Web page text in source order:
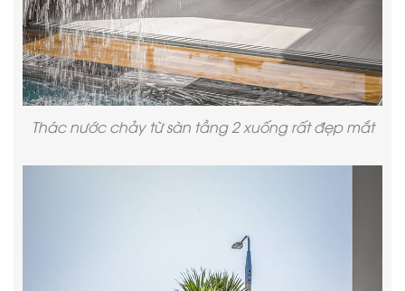
Thác nước chảy từ sàn tầng 2 xuống rất đẹp mắt